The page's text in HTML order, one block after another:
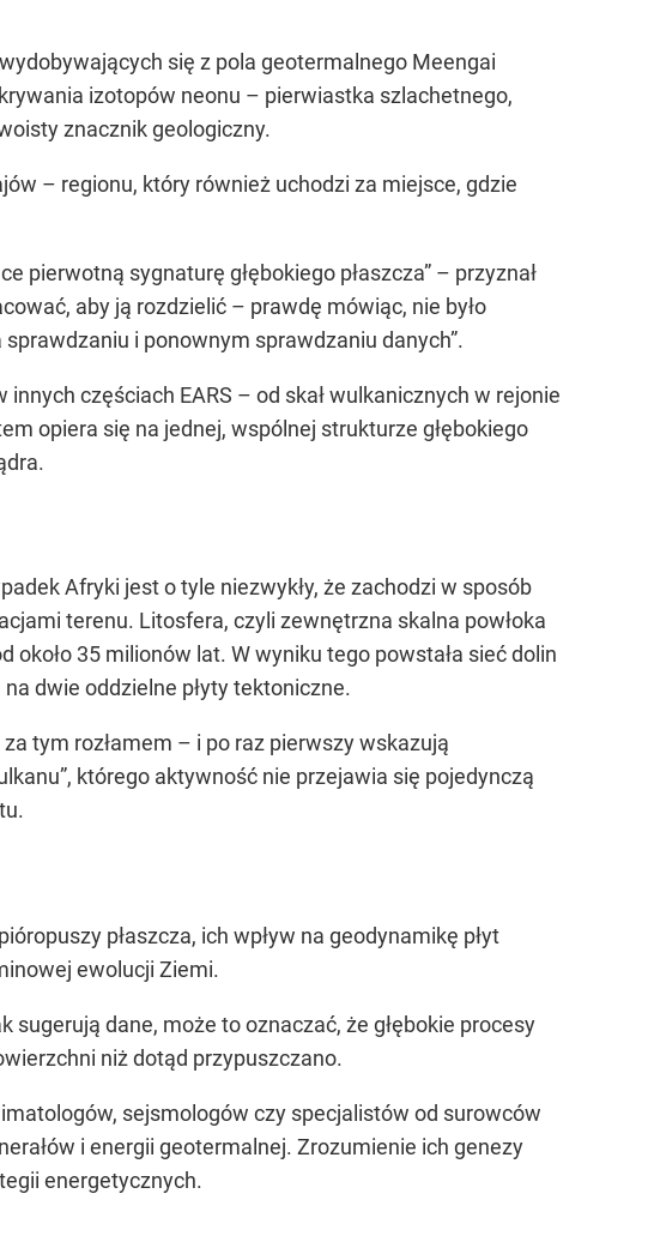
się z pola geotermalnego Meengai
izotopów neonu – pierwiastka szlachetnego,
znacznik geologiczny.
– regionu, który również uchodzi za miejsce, gdzie
pierwotną sygnaturę głębokiego płaszcza” – przyznał
aby ją rozdzielić – prawdę mówiąc, nie było
i ponownym sprawdzaniu danych”.
częściach EARS – od skał wulkanicznych w rejonie
opiera się na jednej, wspólnej strukturze głębokiego
Afryki jest o tyle niezwykły, że zachodzi w sposób
terenu. Litosfera, czyli zewnętrzna skalna powłoka
około 35 milionów lat. W wyniku tego powstała sieć dolin
dwie oddzielne płyty tektoniczne.
tym rozłamem – i po raz pierwszy wskazują
którego aktywność nie przejawia się pojedynczą
płaszcza, ich wpływ na geodynamikę płyt
ewolucji Ziemi.
sugerują dane, może to oznaczać, że głębokie procesy
niż dotąd przypuszczano.
sejsmologów czy specjalistów od surowców
i energii geotermalnej. Zrozumienie ich genezy
energetycznych.